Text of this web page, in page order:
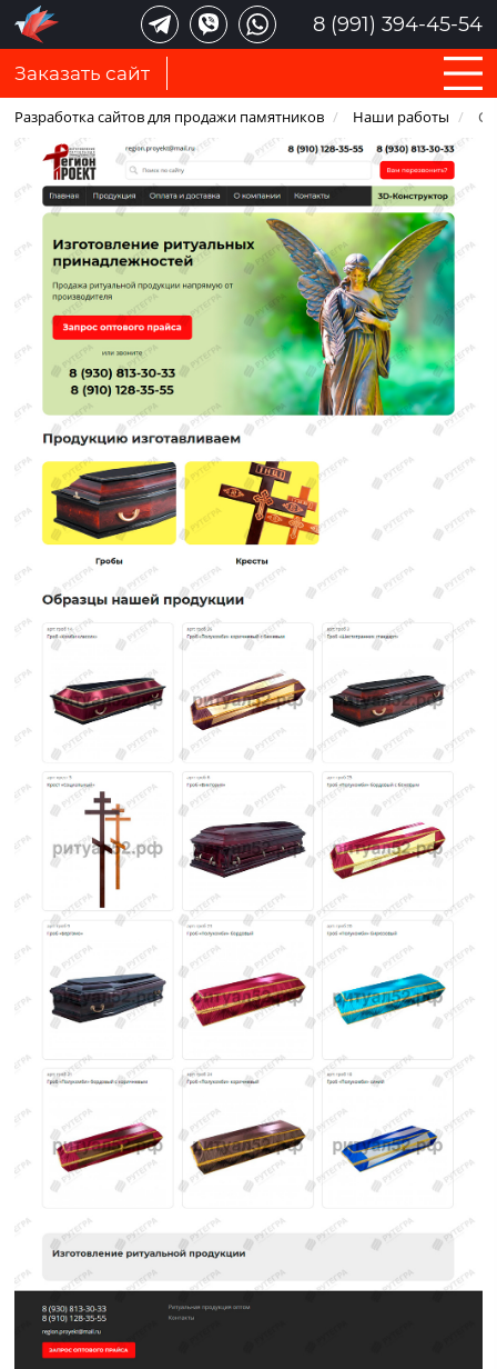
8 (991) 394-45-54
Заказать сайт
Разработка сайтов для продажи памятников / Наши работы /